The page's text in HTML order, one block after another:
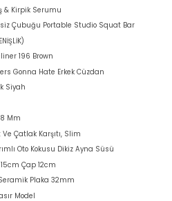
& Kirpik Serumu
Çubuğu Portable Studio Squat Bar
196 Brown
Gonna Hate Erkek Cüzdan
Siyah
Mm
Ve Çatlak Karşıtı, Slim
Oto Kokusu Dikiz Ayna Süsü
Çap 12cm
Plaka 32mm
Model